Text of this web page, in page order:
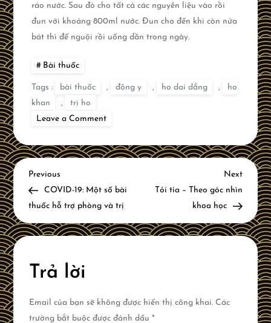
ráo nước. Sau đó cho tất cả các nguyên liệu vào rồi
đun với khoảng 800ml nước. Đun cho đến khi còn nửa
bát thì để nguội rồi uống dần trong ngày.
Bài thuốc
Tags : bài thuốc , đông y , ho dai dẳng ,
ho
khan
,
trị ho
Leave a Comment
?
Thử
thuốc
đông
y
hiệu
quả
Đ
i
ề
u
ư
Previous
Post
Previous
COVID-19: Một số bài
thuốc hỗ trợ phòng và trị
Next
Post
Next
Tỏi tía – Theo góc nhìn
khoa học
Trả lời
Email của bạn sẽ không được hiển thị công khai. Các
trường bắt buộc được đánh dấu*